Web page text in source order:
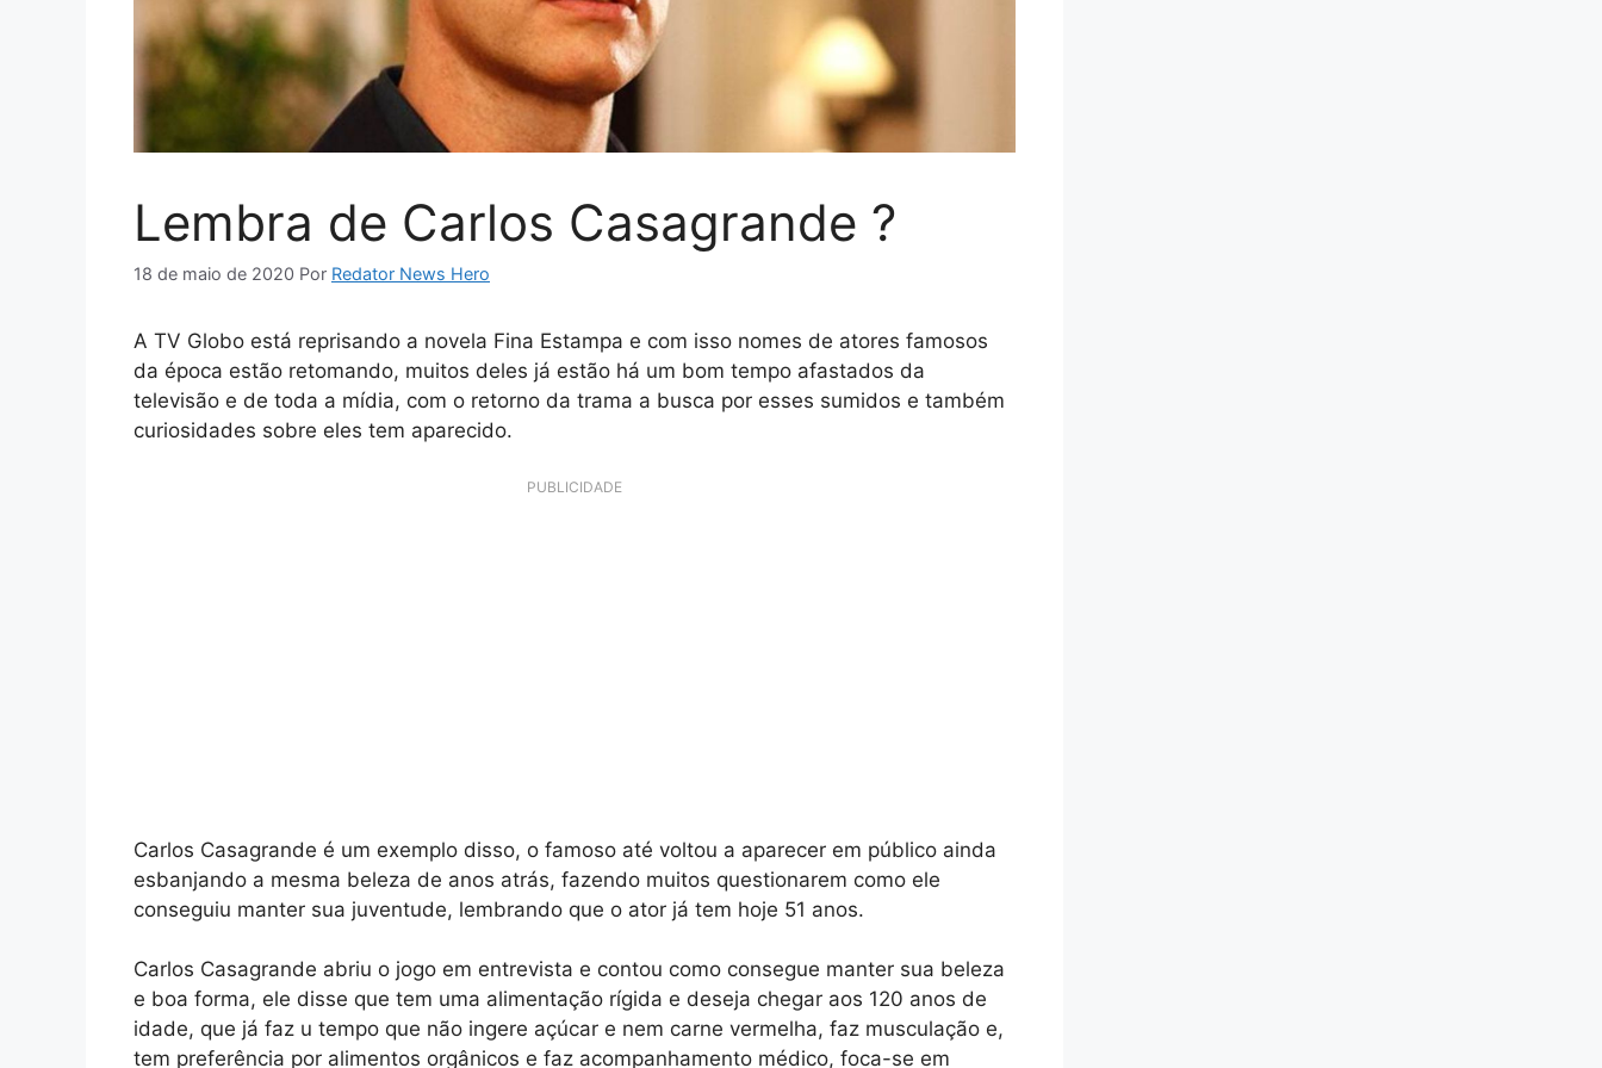
Lembra de Carlos Casagrande ?
18 de maio de 2020 Por Redator News Hero
A TV Globo está reprisando a novela Fina Estampa e com isso nomes de atores famosos
da época estão retomando, muitos deles já estão há um bom tempo afastados da
televisão e de toda a mídia, com o retorno da trama a busca por esses sumidos e também
curiosidades sobre eles tem aparecido.
PUBLICIDADE
Carlos Casagrande é um exemplo disso, o famoso até voltou a aparecer em público ainda
esbanjando a mesma beleza de anos atrás, fazendo muitos questionarem como ele
conseguiu manter sua juventude, lembrando que o ator já tem hoje 51 anos.
Carlos Casagrande abriu o jogo em entrevista e contou como consegue manter sua beleza
e boa forma, ele disse que tem uma alimentação rígida e deseja chegar aos 120 anos de
idade, que já faz u tempo que não ingere açúcar e nem carne vermelha, faz musculação e,
tem preferência por alimentos orgânicos e faz acompanhamento médico, foca-se em